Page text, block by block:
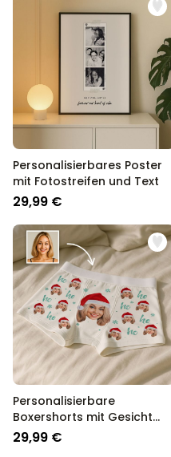
Personalisierbares Poster
mit Fotostreifen und Text
29,99 €
Personalisierbare
Boxershorts mit Gesicht
und Weihnachtsmütze
29,99 €